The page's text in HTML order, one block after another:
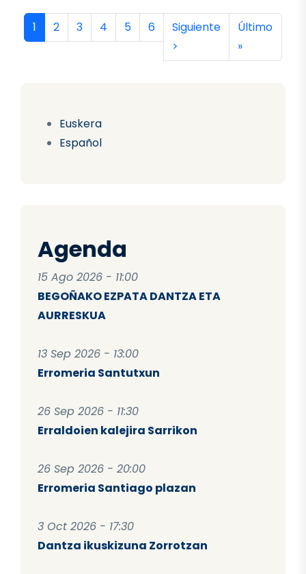
Euskera
Español
Agenda
15 Ago 2026 - 11:00
BEGOÑAKO EZPATA DANTZA ETA
AURRESKUA
13 Sep 2026 - 13:00
Erromeria Santutxun
26 Sep 2026 - 11:30
Erraldoien kalejira Sarrikon
26 Sep 2026 - 20:00
Erromeria Santiago plazan
3 Oct 2026 - 17:30
Dantza ikuskizuna Zorrotzan
Paginación
Página actual
1 Página
2 Página
3 Página
4 Página
5 Página
6 Siguiente página
Siguiente
>
Última
Último
»